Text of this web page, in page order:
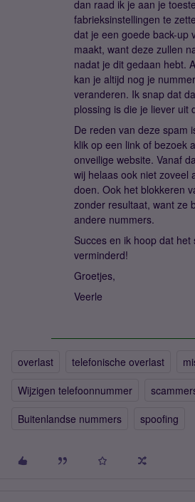
dan raad ik je aan je
fabrieksinstellingen te
dat je een goede back-up
maakt, want deze zullen
nadat je dit gedaan hebt.
kan je altijd nog je
veranderen. Ik snap dat
plossing is die je liever uit
De reden van deze spam
klik op een link of bezoek
onveilige website. Vanaf
wij helaas ook niet zoveel
doen. Ook het blokkeren
zonder resultaat, want ze
andere nummers.
Succes en ik hoop dat het
verminderd!
Groetjes,
Veerle
overlast telefonische overlast
Wijzigen telefoonnummer
Buitenlandse nummers
spoofing